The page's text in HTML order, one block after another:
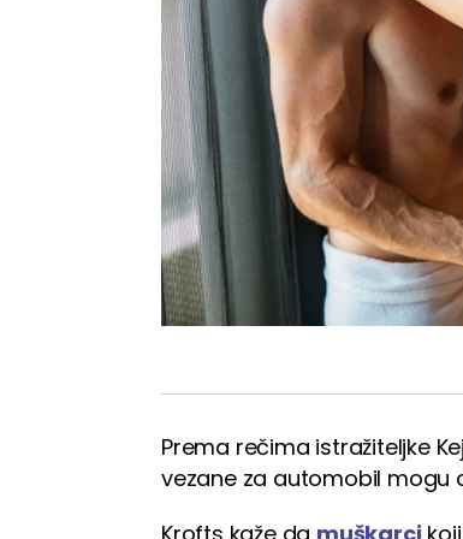
Prema rečima istražiteljke
vezane za automobil mogu